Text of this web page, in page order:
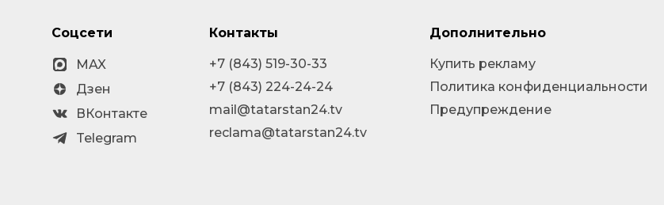
Соцсети
MAX
Дзен
ВКонтакте
Telegram
Контакты
+7 (843) 519-30-33
+7 (843) 224-24-24
mail@tatarstan24.tv
reclama@tatarstan24.tv
Дополнительно
Купить рекламу
Политика конфиденциальности
Предупреждение